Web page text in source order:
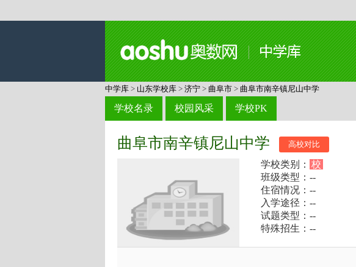
中学库 > 山东学校库 > 济宁 > 曲阜市 > 曲阜市南辛镇尼山中学
学校名录 校园风采 学校PK
曲阜市南辛镇尼山中学 高校对比
学校类别： 校
班级类型：--
住宿情况：--
入学途径：--
试题类型：--
特殊招生：--